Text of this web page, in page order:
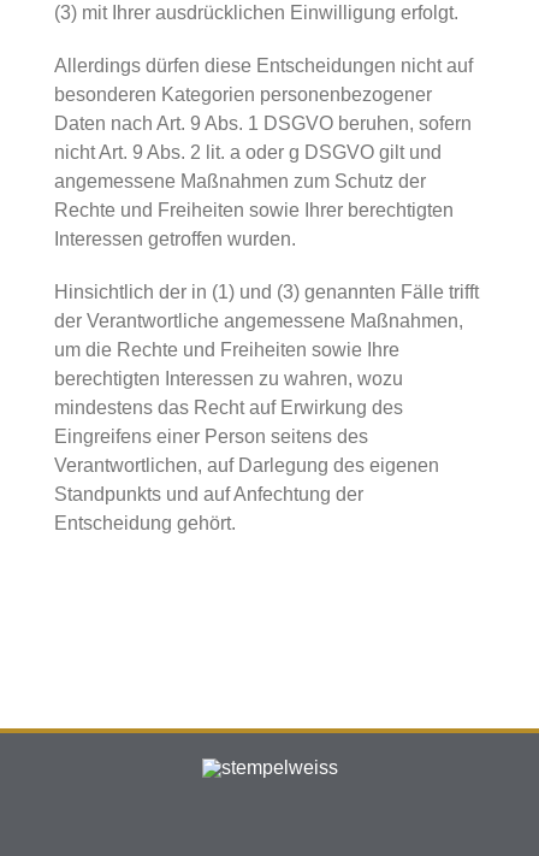
(3) mit Ihrer ausdrücklichen Einwilligung erfolgt.
Allerdings dürfen diese Entscheidungen nicht auf
besonderen Kategorien personenbezogener
Daten nach Art. 9 Abs. 1 DSGVO beruhen, sofern
nicht Art. 9 Abs. 2 lit. a oder g DSGVO gilt und
angemessene Maßnahmen zum Schutz der
Rechte und Freiheiten sowie Ihrer berechtigten
Interessen getroffen wurden.
Hinsichtlich der in (1) und (3) genannten Fälle trifft
der Verantwortliche angemessene Maßnahmen,
um die Rechte und Freiheiten sowie Ihre
berechtigten Interessen zu wahren, wozu
mindestens das Recht auf Erwirkung des
Eingreifens einer Person seitens des
Verantwortlichen, auf Darlegung des eigenen
Standpunkts und auf Anfechtung der
Entscheidung gehört.